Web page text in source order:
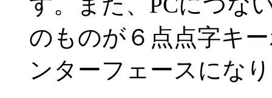
のものが６点点字キ
ンターフェースにな